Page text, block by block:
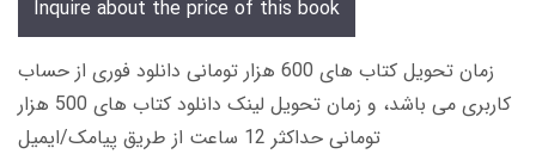
Inquire about the price of this book
زمان تحویل کتاب های 600 هزار تومانی دانلود فوری از حساب
کاربری می باشد، و زمان تحویل لینک دانلود کتاب های 500 هزار
تومانی حداکثر 12 ساعت از طریق پیامک/ایمیل